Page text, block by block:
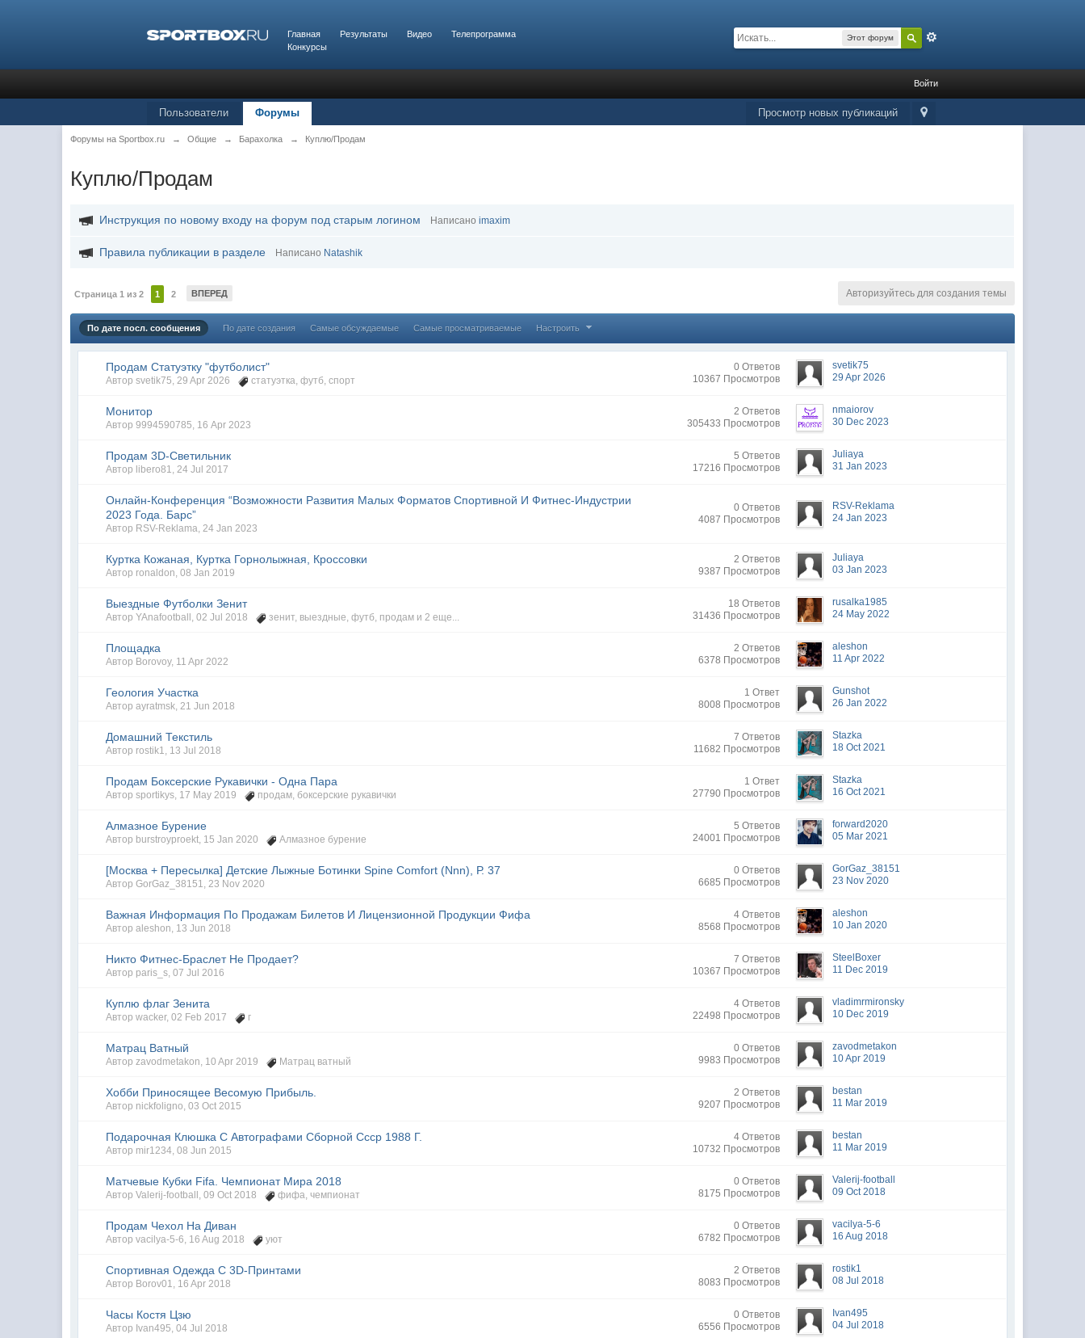
Главная Результаты Видео
Телепрограмма
Конкурсы
Этот форум
Войти
Просмотр новых публикаций
Пользователи Форумы
Форумы на Sportbox.ru → Общие → Барахолка → Куплю/Продам
Куплю/Продам
Инструкция по новому входу на форум под старым логином Написаноimaxim
Правила публикации в разделе Написано Natashik
Страница 1 из 2 1 2 ВПЕРЕД Авторизуйтесь для создания темы
По дате посл. сообщения По дате создания Самые обсуждаемые Самые просматриваемые Настроить
Продам Статуэтку "футболист"
Авторsvetik75,29 Apr 2026 статуэтка,футб,спорт
0 Ответов
10367 Просмотров
svetik75
29 Apr 2026
Монитор
Автор9994590785, 16 Apr 2023
2 Ответов
305433 Просмотров
nmaiorov
30 Dec 2023
Продам 3D-Светильник
Автор libero81,24 Jul 2017
5 Ответов
17216 Просмотров
Juliaya
31 Jan 2023
Онлайн-Конференция “Возможности Развития Малых Форматов Спортивной И Фитнес-Индустрии
2023 Года. Барс”
Автор RSV-Reklama,24 Jan 2023
0 Ответов
4087 Просмотров
RSV-Reklama
24 Jan 2023
Куртка Кожаная, Куртка Горнолыжная, Кроссовки
Автор ronaldon,08 Jan 2019
2 Ответов
9387 Просмотров
Juliaya
03 Jan 2023
Выездные Футболки Зенит
АвторYAnafootball ,02 Jul 2018 зенит, выездные,футб, продам и 2 еще...
18 Ответов
31436 Просмотров
rusalka1985
24 May 2022
Площадка
Автор Borovoy, 11 Apr 2022
2 Ответов
6378 Просмотров
aleshon
11 Apr 2022
Геология Участка
Авторayratmsk,21 Jun 2018
1 Ответ
8008 Просмотров
Gunshot
26 Jan 2022
Домашний Текстиль
Автор rostik1, 13 Jul 2018
7 Ответов
11682 Просмотров
Stazka
18 Oct 2021
Продам Боксерские Рукавички - Одна Пара
Авторsportikys, 17 May 2019 продам,боксерские рукавички
1 Ответ
27790 Просмотров
Stazka
16 Oct 2021
Алмазное Бурение
Автор burstroyproekt, 15 Jan 2020 Алмазное бурение
5 Ответов
24001 Просмотров
forward2020
05 Mar 2021
[Москва + Пересылка] Детские Лыжные Ботинки Spine Comfort (Nnn), Р. 37
АвторGorGaz_38151,23 Nov 2020
0 Ответов
6685 Просмотров
GorGaz_38151
23 Nov 2020
Важная Информация По Продажам Билетов И Лицензионной Продукции Фифа
Авторaleshon, 13 Jun 2018
4 Ответов
8568 Просмотров
aleshon
10 Jan 2020
Никто Фитнес-Браслет Не Продает?
Автор paris_s,07 Jul 2016
7 Ответов
10367 Просмотров
SteelBoxer
11 Dec 2019
Куплю флаг Зенита
Авторwacker,02 Feb 2017 г
4 Ответов
22498 Просмотров
vladimrmironsky
10 Dec 2019
Матрац Ватный
Авторzavodmetakon, 10 Apr 2019 Матрац ватный
0 Ответов
9983 Просмотров
zavodmetakon
10 Apr 2019
Хобби Приносящее Весомую Прибыль.
Автор nickfoligno,03 Oct 2015
2 Ответов
9207 Просмотров
bestan
11 Mar 2019
Подарочная Клюшка С Автографами Сборной Ссср 1988 Г.
Автор mir1234,08 Jun 2015
4 Ответов
10732 Просмотров
bestan
11 Mar 2019
Матчевые Кубки Fifa. Чемпионат Мира 2018
АвторValerij-football ,09 Oct 2018 фифа,чемпионат
0 Ответов
8175 Просмотров
Valerij-football
09 Oct 2018
Продам Чехол На Диван
Авторvacilya-5-6, 16 Aug 2018 уют
0 Ответов
6782 Просмотров
vacilya-5-6
16 Aug 2018
Спортивная Одежда С 3D-Принтами
Автор Borov01, 16 Apr 2018
2 Ответов
8083 Просмотров
rostik1
08 Jul 2018
Часы Костя Цзю
Автор Ivan495,04 Jul 2018
0 Ответов
6556 Просмотров
Ivan495
04 Jul 2018